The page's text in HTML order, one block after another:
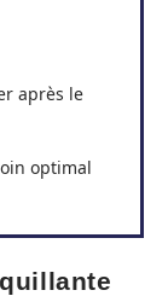
après le
optimal